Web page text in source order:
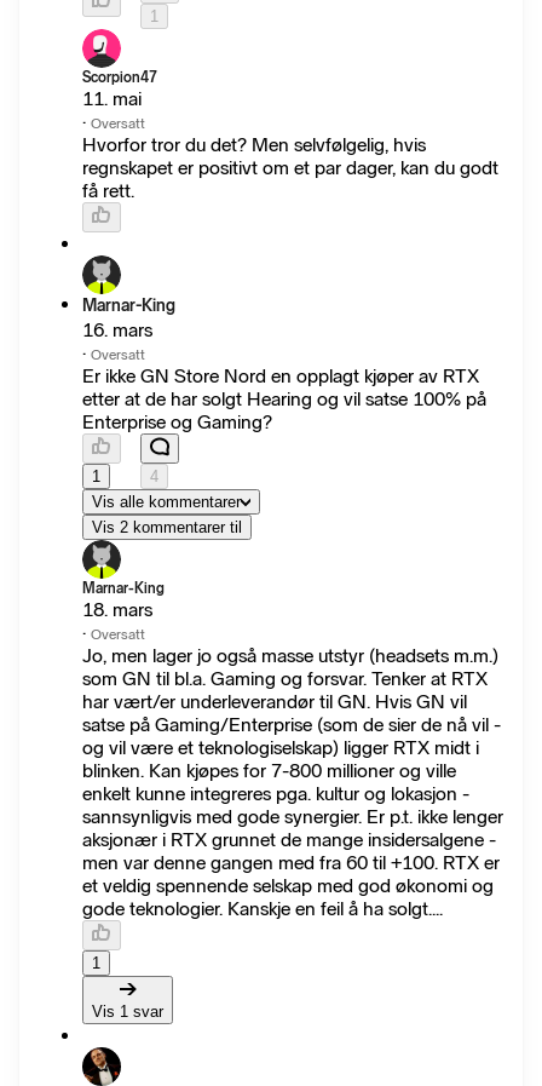
1
Scorpion47
11. mai
· Oversatt
Hvorfor tror du det? Men selvfølgelig, hvis
regnskapet er positivt om et par dager, kan du godt
få rett.
Marnar-King
16. mars
· Oversatt
Er ikke GN Store Nord en opplagt kjøper av RTX
etter at de har solgt Hearing og vil satse 100% på
Enterprise og Gaming?
1
4
Vis alle kommentarer
Vis 2 kommentarer til
Marnar-King
18. mars
· Oversatt
Jo, men lager jo også masse utstyr (headsets m.m.)
som GN til bl.a. Gaming og forsvar. Tenker at RTX
har vært/er underleverandør til GN. Hvis GN vil
satse på Gaming/Enterprise (som de sier de nå vil -
og vil være et teknologiselskap) ligger RTX midt i
blinken. Kan kjøpes for 7-800 millioner og ville
enkelt kunne integreres pga. kultur og lokasjon -
sannsynligvis med gode synergier. Er p.t. ikke lenger
aksjonær i RTX grunnet de mange insidersalgene -
men var denne gangen med fra 60 til +100. RTX er
et veldig spennende selskap med god økonomi og
gode teknologier. Kanskje en feil å ha solgt....
1
Vis 1 svar